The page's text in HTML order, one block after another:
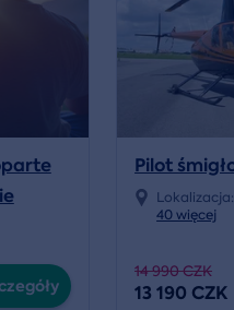
Pilot
Lokalizacja:
40 więcej
14 990 CZK
13 190 CZK